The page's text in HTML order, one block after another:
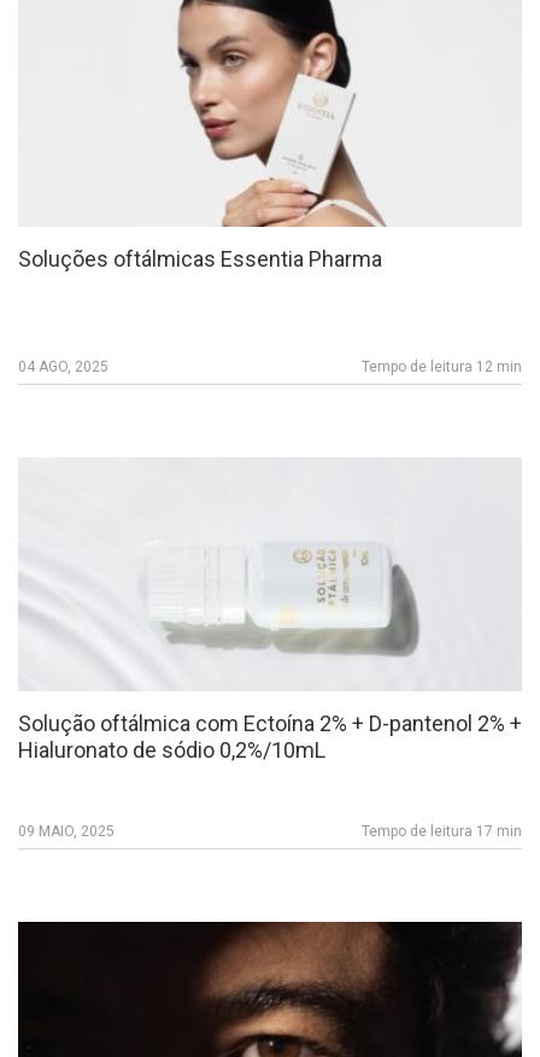
Soluções oftálmicas Essentia Pharma
04 AGO, 2025 Tempo de leitura 12 min
Solução oftálmica com Ectoína 2% + D-pantenol 2% +
Hialuronato de sódio 0,2%/10mL
09 MAIO, 2025 Tempo de leitura 17 min